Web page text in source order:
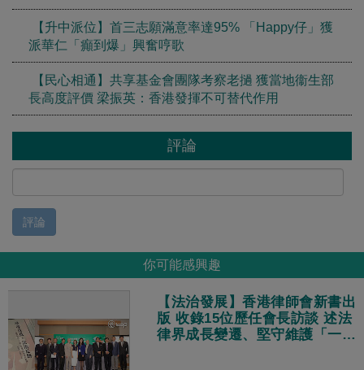
【升中派位】首三志願滿意率達95% 「Happy仔」獲
派華仁「癲到爆」興奮哼歌
【民心相通】共享基金會團隊考察老撾 獲當地衞生部
長高度評價 梁振英：香港發揮不可替代作用
評論
評論
你可能感興趣
【法治發展】香港律師會新書出
版 收錄15位歷任會長訪談 述法
律界成長變遷、堅守維護「一國